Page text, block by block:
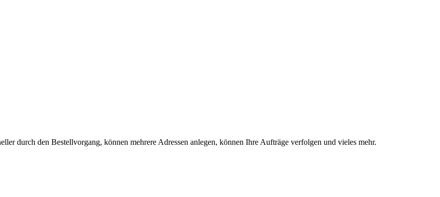
durch den Bestellvorgang, können mehrere Adressen anlegen, können Ihre Aufträge verfolgen und vieles mehr.